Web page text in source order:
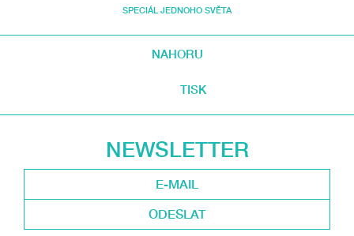
SPECIÁL JEDNOHO SVĚTA
NAHORU
TISK
NEWSLETTER
ODESLAT